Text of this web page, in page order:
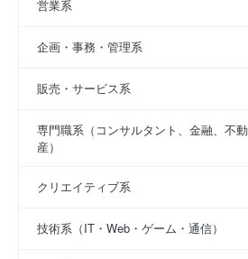
営業系
企画・事務・管理系
販売・サービス系
専門職系（コンサルタント、金融、不動
産）
クリエイティブ系
技術系（IT・Web・ゲーム・通信）